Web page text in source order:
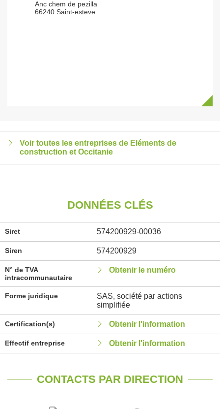
Anc chem de pezilla
66240 Saint-esteve
Voir toutes les entreprises de Eléments de
construction et Occitanie
DONNÉES CLÉS
Siret 574200929-00036
Siren 574200929
N° de TVA
intracommunautaire
Obtenir le numéro
Forme juridique
SAS, société par actions
simplifiée
Certification(s) Obtenir l'information
Effectif entreprise Obtenir l'information
CONTACTS PAR DIRECTION